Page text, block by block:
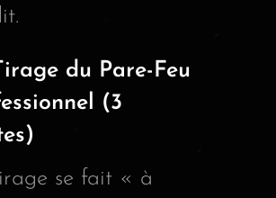
du Pare-Feu
(3
se fait « à